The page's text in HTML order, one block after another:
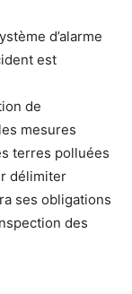
d’alarme
est
de
mesures
terres polluées
délimiter
ses obligations
des